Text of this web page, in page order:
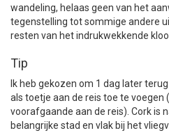
wandeling, helaas geen van het
tegenstelling tot sommige andere
resten van het indrukwekkende
Tip
Ik heb gekozen om 1 dag later
als toetje aan de reis toe te voegen
voorafgaande aan de reis). Cork is
belangrijke stad en vlak bij het